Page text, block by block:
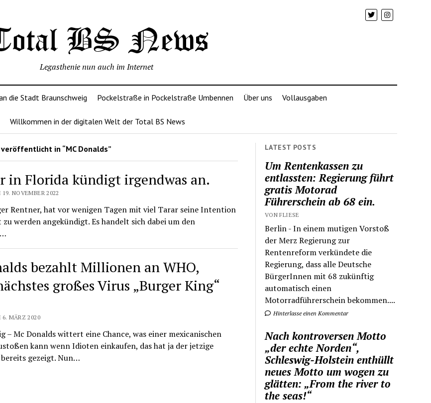
Legasthenie nun auch im Internet
die Stadt Braunschweig Pockelstraße in Pockelstraße Umbennen Über uns Vollausgaben
Willkommen in der digitalen Welt der Total BS News
in “MC Donalds”
in Florida kündigt irgendwas an.
NOVEMBER 2022
Rentner, hat vor wenigen Tagen mit viel Tarar seine Intention
zu werden angekündigt. Es handelt sich dabei um den
bezahlt Millionen an WHO,
großes Virus „Burger King“
6. MÄRZ 2020
– Mc Donalds wittert eine Chance, was einer mexicanischen
kann wenn Idioten einkaufen, das hat ja der jetzige
gezeigt. Nun…
LATEST POSTS
Um Rentenkassen zu
entlassten: Regierung führt
gratis Motorad
Führerschein ab 68 ein.
VON FLIESE
Berlin - In einem mutigen Vorstoß
der Merz Regierung zur
Rentenreform verkündete die
Regierung, dass alle Deutsche
BürgerInnen mit 68 zukünftig
automatisch einen
Motorradführerschein bekommen....
Hinterlasse einen Kommentar
Nach kontroversen Motto
„der echte Norden“,
Schleswig-Holstein enthüllt
neues Motto um wogen zu
glätten: „From the river to
the seas!“